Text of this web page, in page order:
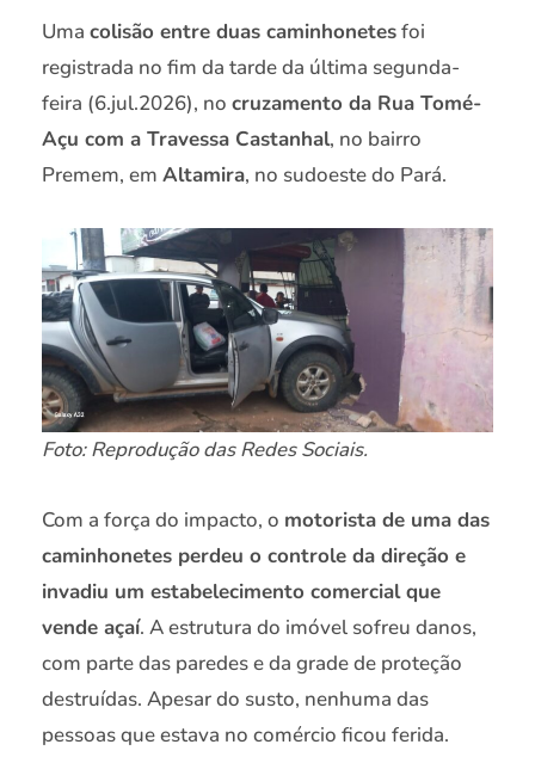
Uma colisão entre duas caminhonetesfoi
registrada no fim da tarde da última segunda-
feira (6.jul.2026), no cruzamento da Rua Tomé-
Açu com a Travessa Castanhal, no bairro
Premem, em Altamira, no sudoeste do Pará.
Foto: Reprodução das Redes Sociais.
Com a força do impacto, o motorista de uma das
caminhonetes perdeu o controle da direção e
invadiu um estabelecimento comercial que
vende açaí. A estrutura do imóvel sofreu danos,
com parte das paredes e da grade de proteção
destruídas. Apesar do susto, nenhuma das
pessoas que estava no comércio ficou ferida.